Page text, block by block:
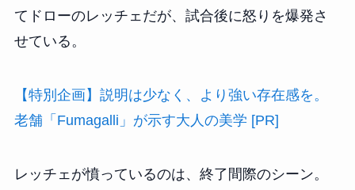
てドローのレッチェだが、試合後に怒りを爆発さ
せている。
【特別企画】説明は少なく、より強い存在感を。
老舗「Fumagalli」が示す大人の美学 [PR]
レッチェが憤っているのは、終了間際のシーン。